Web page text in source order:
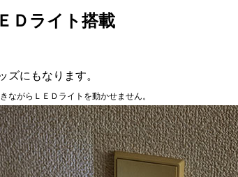
Ｄライト搭載
ズにもなります。
がらＬＥＤライトを動かせません。